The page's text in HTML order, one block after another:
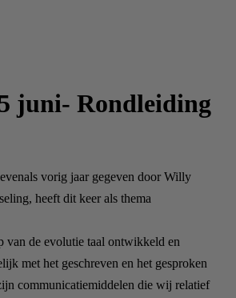
juni- Rondleiding
vorig jaar gegeven door Willy
heeft dit keer als thema
van de evolutie taal ontwikkeld en
met het geschreven en het gesproken
communicatiemiddelen die wij relatief